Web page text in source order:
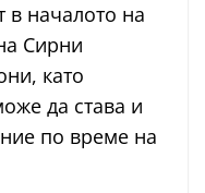
в началото на
Сирни
като
да става и
по време на